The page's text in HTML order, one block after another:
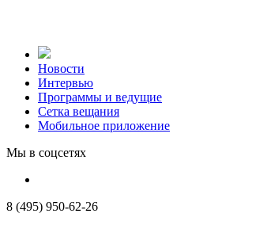
Новости
Интервью
Программы и ведущие
Сетка вещания
Мобильное приложение
Мы в соцсетях
8 (495) 950-62-26